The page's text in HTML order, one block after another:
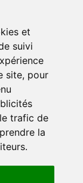
et
suivi
site, pour
trafic de
la